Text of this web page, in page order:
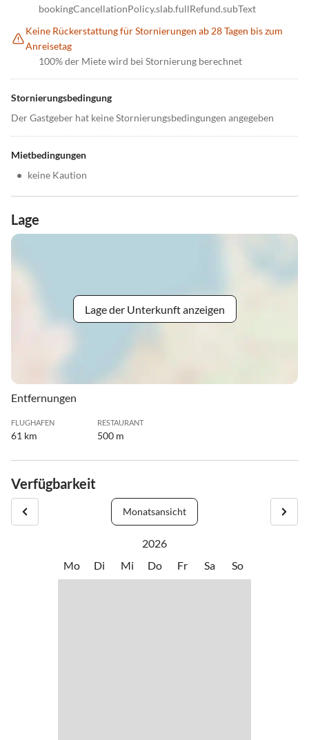
bookingCancellationPolicy.slab.fullRefund.subText
Keine Rückerstattung für Stornierungen ab 28 Tagen bis zum
Anreisetag
100% der Miete wird bei Stornierung berechnet
Stornierungsbedingung
Der Gastgeber hat keine Stornierungsbedingungen angegeben
Mietbedingungen
• keine Kaution
Lage
Lage der Unterkunft anzeigen
Entfernungen
FLUGHAFEN
61 km
RESTAURANT
500 m
Verfügbarkeit
Monatsansicht
2026
Mo
Di Mi Do Fr Sa So